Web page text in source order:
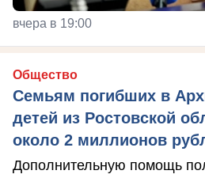
вчера в 19:00
Общество
Семьям погибших в
детей из Ростовской
около 2 миллионов
Дополнительную помощь